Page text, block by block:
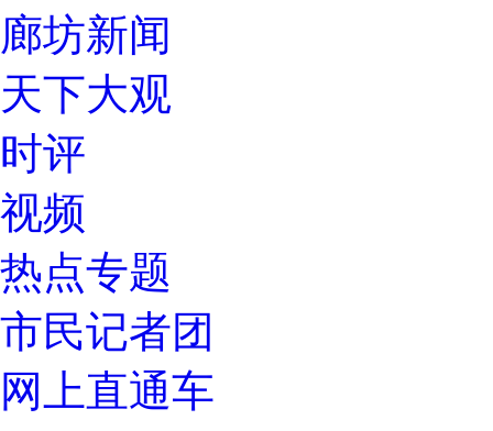
廊坊新闻
天下大观
时评
视频
热点专题
市民记者团
网上直通车